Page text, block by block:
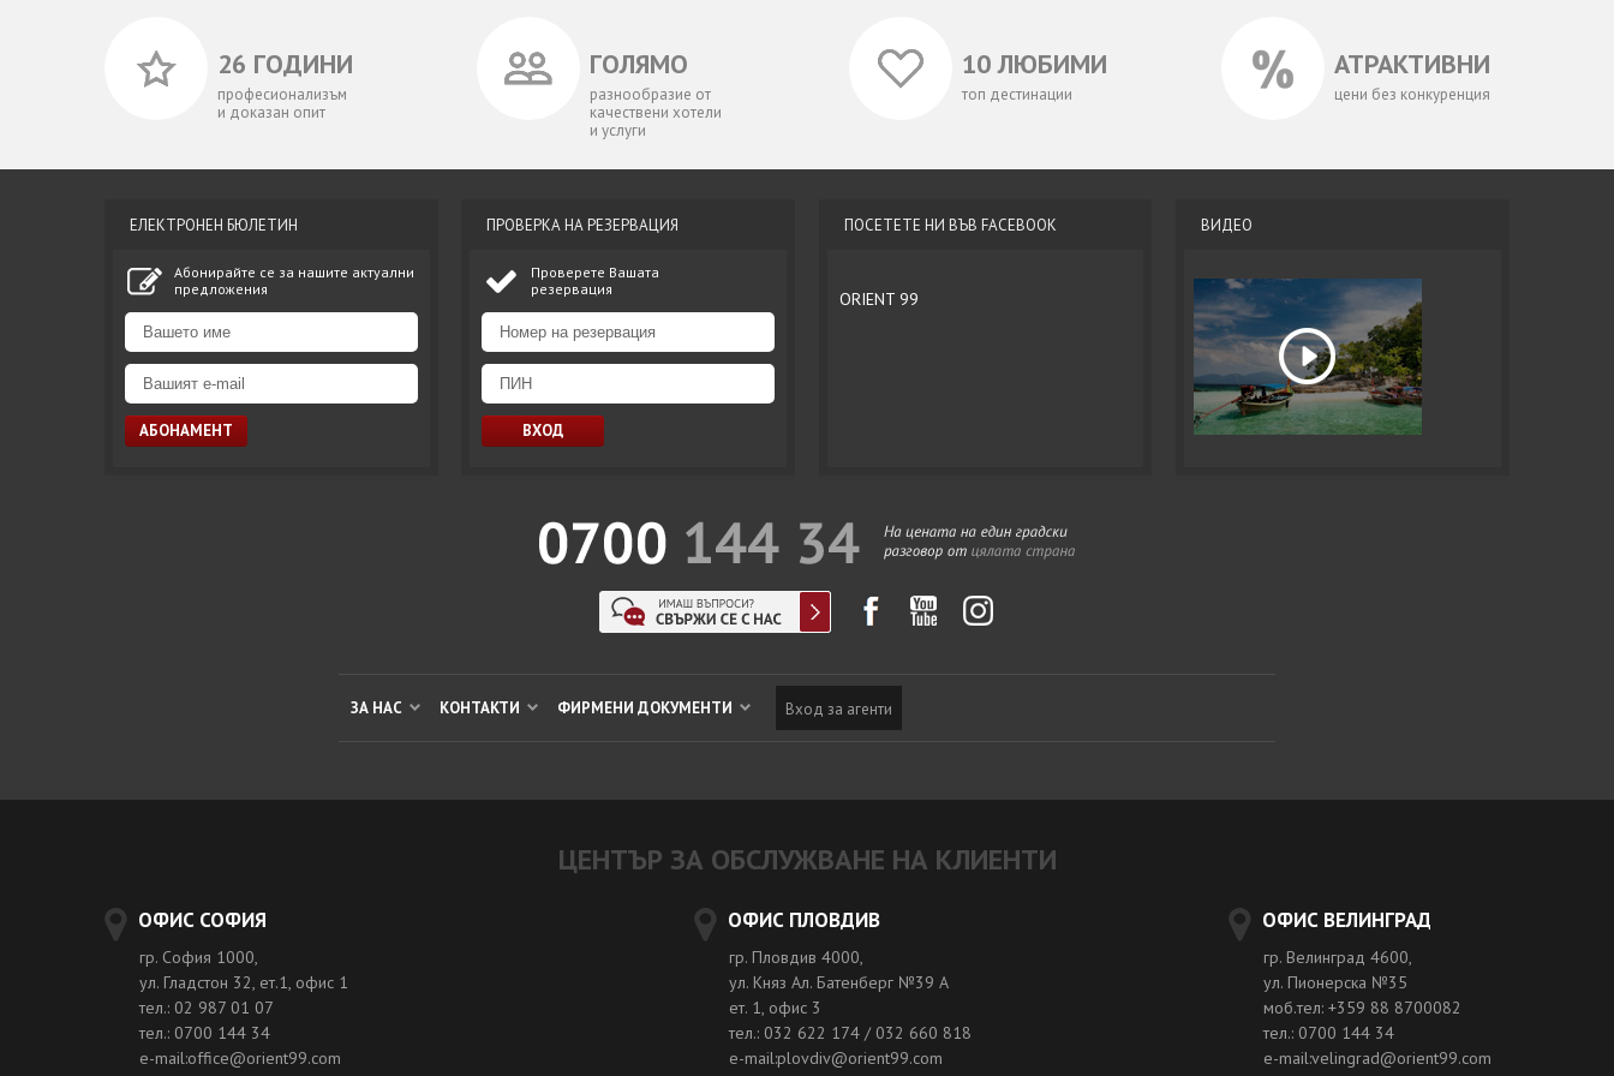
26 ГОДИНИ
професионализъм
и доказан опит
ГОЛЯМО
разнообразие от
качествени хотели
и услуги
10 ЛЮБИМИ
топ дестинации
АТРАКТИВНИ
цени без конкуренция
ЕЛЕКТРОНЕН БЮЛЕТИН
Абонирайте се за нашите актуални
предложения
ПРОВЕРКА НА РЕЗЕРВАЦИЯ
Проверете Вашата
резервация
ПОСЕТЕТЕ НИ ВЪВ FACEBOOK
ORIENT 99
ВИДЕО
ЗА НАС КОНТАКТИ ФИРМЕНИ ДОКУМЕНТИ Вход за агенти
ЦЕНТЪР ЗА ОБСЛУЖВАНЕ НА КЛИЕНТИ
ОФИС СОФИЯ
гр. София 1000,
ул. Гладстон 32, ет.1, офис 1
тел.: 02 987 01 07
тел.: 0700 144 34
e-mail:office@orient99.com
ОФИС ПЛОВДИВ
гр. Пловдив 4000,
ул. Княз Ал. Батенберг №39 A
ет. 1, офис 3
тел.: 032 622 174 / 032 660 818
e-mail:plovdiv@orient99.com
ОФИС ВЕЛИНГРАД
гр. Велинград 4600,
ул. Пионерска №35
моб.тел: +359 88 8700082
тел.: 0700 144 34
e-mail:velingrad@orient99.com